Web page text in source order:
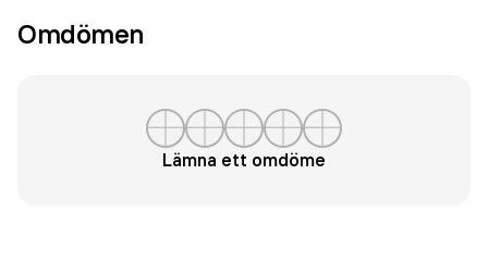
Omdömen
Lämna ett omdöme